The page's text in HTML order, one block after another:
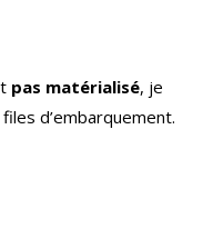
pas matérialisé, je
d’embarquement.